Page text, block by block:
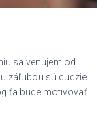
sa venujem od
záľubou sú cudzie
ťa bude motivovať